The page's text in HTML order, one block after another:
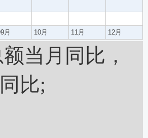
月 10月 11月 12月
当月同比，
比;